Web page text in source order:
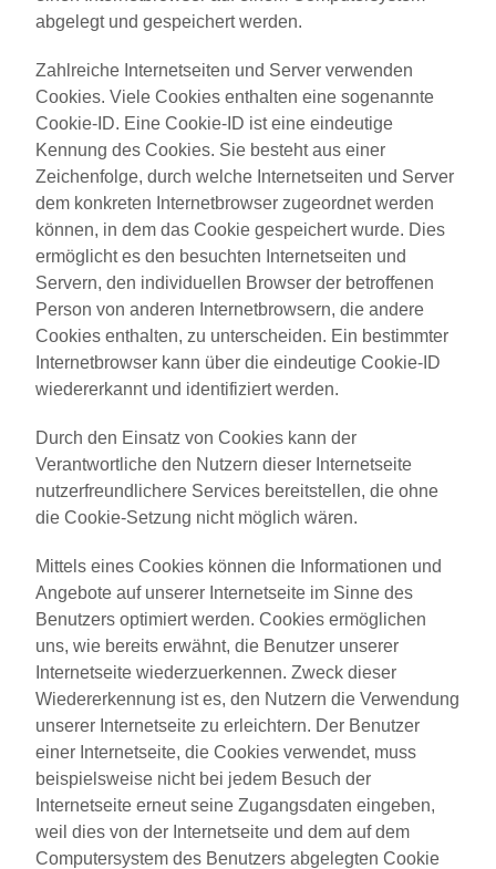
abgelegt und gespeichert werden.
Zahlreiche Internetseiten und Server verwenden
Cookies. Viele Cookies enthalten eine sogenannte
Cookie-ID. Eine Cookie-ID ist eine eindeutige
Kennung des Cookies. Sie besteht aus einer
Zeichenfolge, durch welche Internetseiten und Server
dem konkreten Internetbrowser zugeordnet werden
können, in dem das Cookie gespeichert wurde. Dies
ermöglicht es den besuchten Internetseiten und
Servern, den individuellen Browser der betroffenen
Person von anderen Internetbrowsern, die andere
Cookies enthalten, zu unterscheiden. Ein bestimmter
Internetbrowser kann über die eindeutige Cookie-ID
wiedererkannt und identifiziert werden.
Durch den Einsatz von Cookies kann der
Verantwortliche den Nutzern dieser Internetseite
nutzerfreundlichere Services bereitstellen, die ohne
die Cookie-Setzung nicht möglich wären.
Mittels eines Cookies können die Informationen und
Angebote auf unserer Internetseite im Sinne des
Benutzers optimiert werden. Cookies ermöglichen
uns, wie bereits erwähnt, die Benutzer unserer
Internetseite wiederzuerkennen. Zweck dieser
Wiedererkennung ist es, den Nutzern die Verwendung
unserer Internetseite zu erleichtern. Der Benutzer
einer Internetseite, die Cookies verwendet, muss
beispielsweise nicht bei jedem Besuch der
Internetseite erneut seine Zugangsdaten eingeben,
weil dies von der Internetseite und dem auf dem
Computersystem des Benutzers abgelegten Cookie